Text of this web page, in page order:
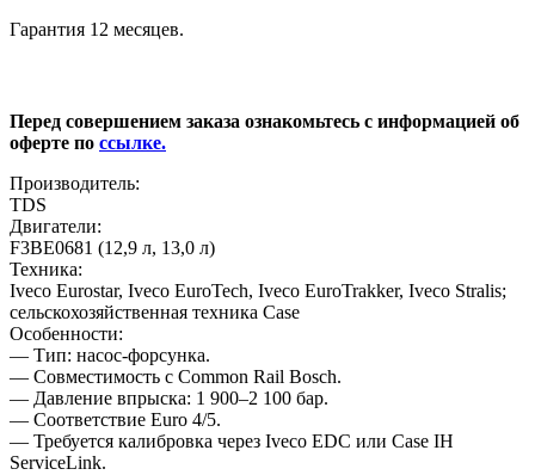
Гaрантия 12 месяцев.
Перед совершением заказа ознакомьтесь с информацией об
оферте по ссылке.
Производитель:
TDS
Двигатели:
F3BE0681 (12,9 л, 13,0 л)
Техника:
Iveco Eurostar, Iveco EuroTech, Iveco EuroTrakker, Iveco Stralis;
сельскохозяйственная техника Case
Особенности:
— Тип: насос‑форсунка.
— Совместимость с Common Rail Bosch.
— Давление впрыска: 1 900–2 100 бар.
— Соответствие Euro 4/5.
— Требуется калибровка через Iveco EDC или Case IH
ServiceLink.